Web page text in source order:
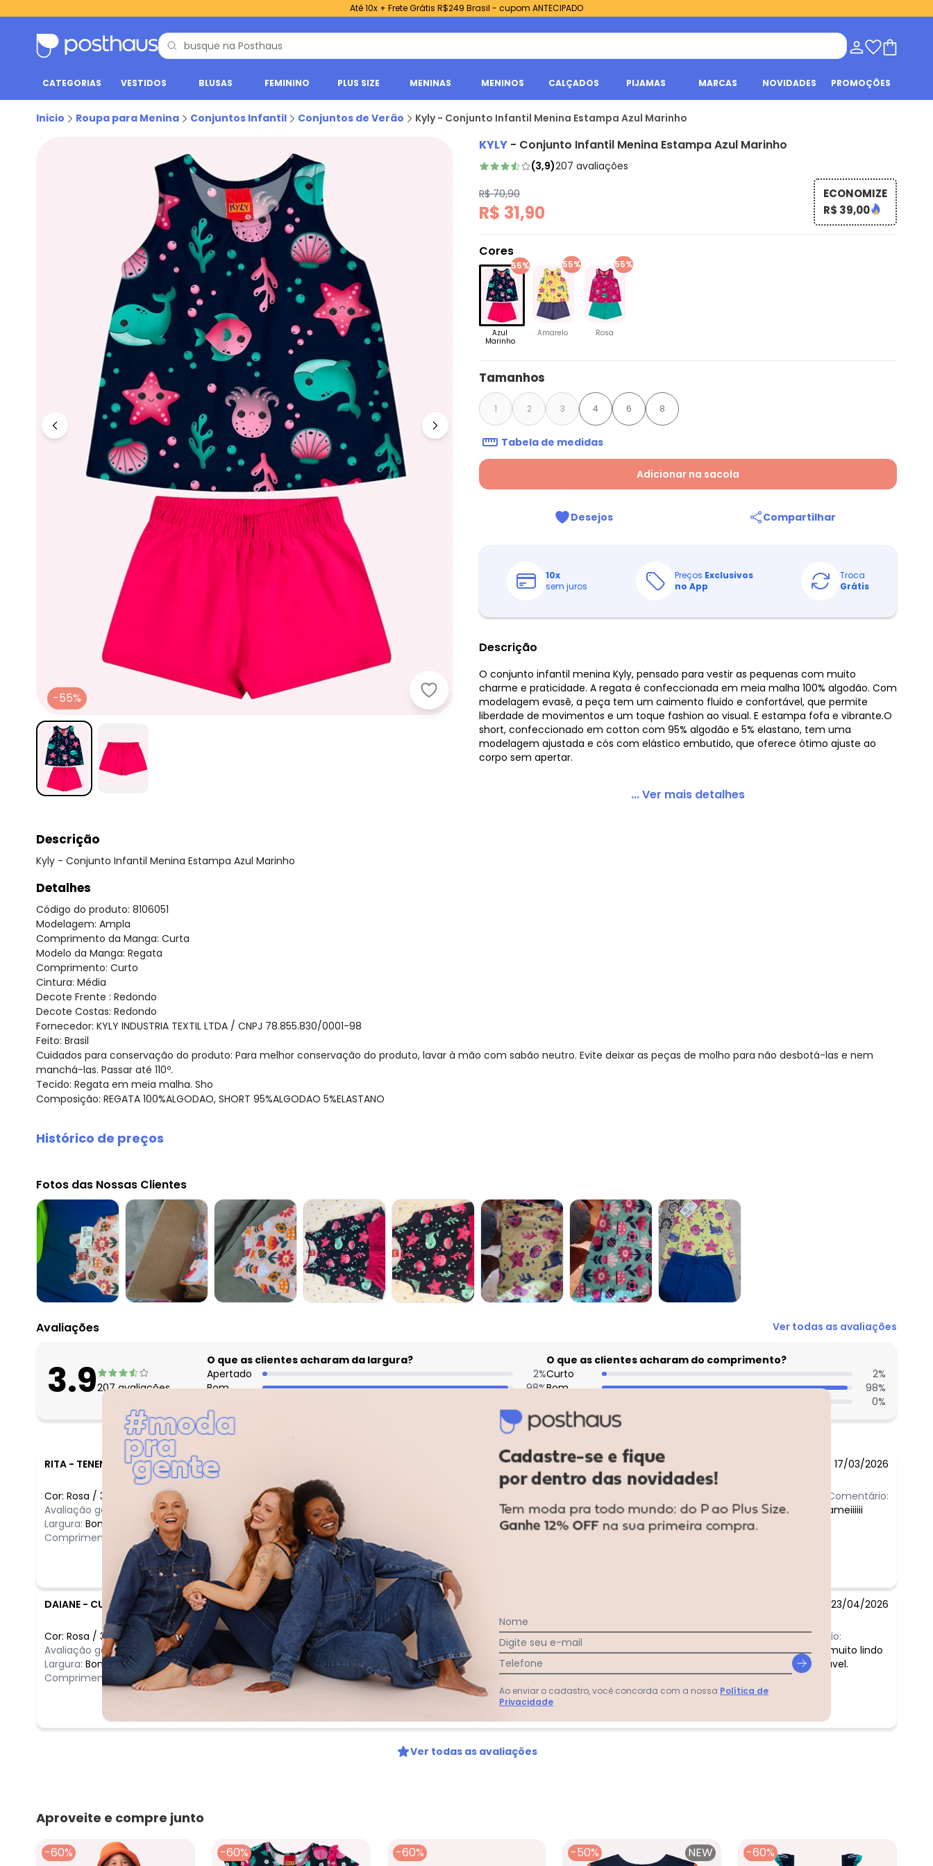
Até 10x + Frete Grátis R$249 Brasil - cupom ANTECIPADO
CATEGORIAS VESTIDOS BLUSAS FEMININO PLUS SIZE MENINAS MENINOS CALÇADOS PIJAMAS MARCAS NOVIDADES PROMOÇÕES
Inicio Roupa para Menina Conjuntos Infantil Conjuntos de Verão Kyly - Conjunto Infantil Menina Estampa Azul Marinho
Kyly - Conjunto Infantil Menina Estampa Azul Marinho
-55%
KYLY - Conjunto Infantil Menina Estampa Azul Marinho
(3,9)207 avaliações
R$ 70,90
R$ 31,90
ECONOMIZE
R$ 39,00
Cores
55%
Azul
Marinho
55%
Amarelo
55%
Rosa
Tamanhos
1 2 3 4 6 8
Tabela de medidas
Adicionar na sacola
Desejos Compartilhar
10x
sem juros
Preços Exclusivos
no App
Troca
Grátis
Descrição
O conjunto infantil menina Kyly, pensado para vestir as pequenas com muito
charme e praticidade. A regata é confeccionada em meia malha 100% algodão. Com
modelagem evasê, a peça tem um caimento fluido e confortável, que permite
liberdade de movimentos e um toque fashion ao visual. E estampa fofa e vibrante.O
short, confeccionado em cotton com 95% algodão e 5% elastano, tem uma
modelagem ajustada e cós com elástico embutido, que oferece ótimo ajuste ao
corpo sem apertar.
... Ver mais detalhes
Descrição
Kyly - Conjunto Infantil Menina Estampa Azul Marinho
Detalhes
Código do produto: 8106051
Modelagem: Ampla
Comprimento da Manga: Curta
Modelo da Manga: Regata
Comprimento: Curto
Cintura: Média
Decote Frente : Redondo
Decote Costas: Redondo
Fornecedor: KYLY INDUSTRIA TEXTIL LTDA / CNPJ 78.855.830/0001-98
Feito: Brasil
Cuidados para conservação do produto: Para melhor conservação do produto, lavar à mão com sabão neutro. Evite deixar as peças de molho para não desbotá-las e nem
manchá-las. Passar até 110º.
Tecido: Regata em meia malha. Sho
Composição: REGATA 100%ALGODAO, SHORT 95%ALGODAO 5%ELASTANO
Histórico de preços
agosto/2026
julho/2026
junho/2026
maio/2026
abril/2026
março/2026
fevereiro/2026
Fotos das Nossas Clientes
Avaliações Ver todas as avaliações
3.9207 avaliações
O que as clientes acharam da largura?
Apertado
2%
Bom
98%
O que as clientes acharam do comprimento?
Curto
2%
Bom
98%
0%
RITA - TENENTE LAURENTINO CRUZ - RN 17/03/2026
Cor: Rosa / 3
Avaliação geral do produto: Ótimo
Largura: Bom
Comprimento:
Bom
Comentário:
ameiiiiii
DAIANE - CURVELO - MG 23/04/2026
Cor: Rosa / 3
Avaliação geral do produto: Ótimo
Largura: Bom
Comprimento:
Bom
Comentário:
Conjunto muito lindo
e confortável.
Ver todas as avaliações
Aproveite e compre junto
-60% -60% -60% -50% NEW -60%
Nome
Digite seu e-mail
Telefone
Ao enviar o cadastro, você concorda com a nossa Política de
Privacidade